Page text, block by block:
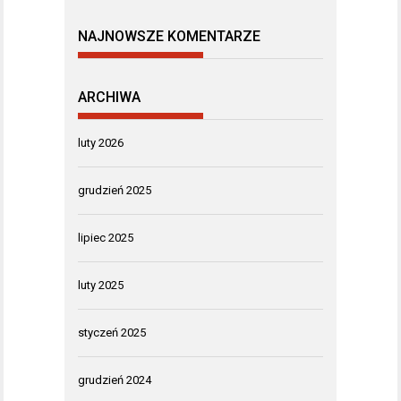
NAJNOWSZE KOMENTARZE
ARCHIWA
luty 2026
grudzień 2025
lipiec 2025
luty 2025
styczeń 2025
grudzień 2024